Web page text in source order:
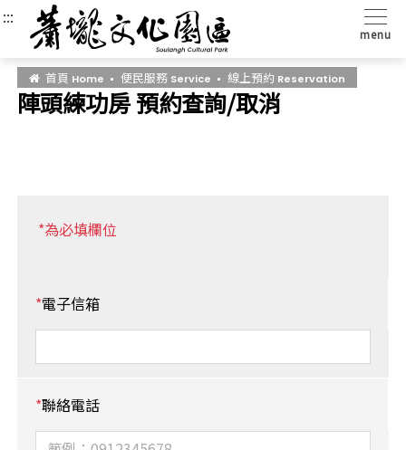
menu
:::
:::
:::
首頁 Home 便民服務 Service 線上預約 Reservation
陣頭練功房 預約查詢/取消
*為必填欄位
*電子信箱
*聯絡電話